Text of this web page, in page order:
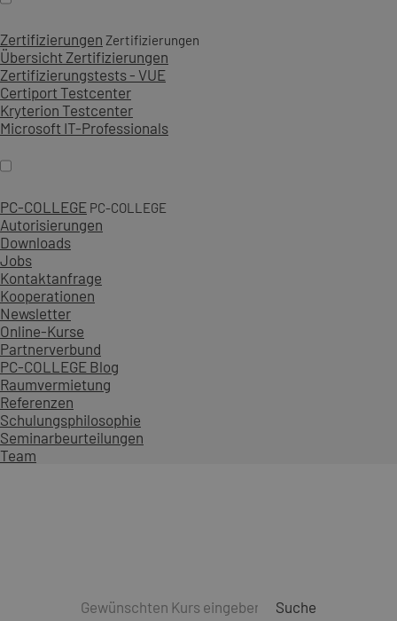
Zertifizierungen Zertifizierungen
Übersicht Zertifizierungen
Zertifizierungstests - VUE
Certiport Testcenter
Kryterion Testcenter
Microsoft IT-Professionals
PC-COLLEGE PC-COLLEGE
Autorisierungen
Downloads
Jobs
Kontaktanfrage
Kooperationen
Newsletter
Online-Kurse
Partnerverbund
PC-COLLEGE Blog
Raumvermietung
Referenzen
Schulungsphilosophie
Seminarbeurteilungen
Team
Suche